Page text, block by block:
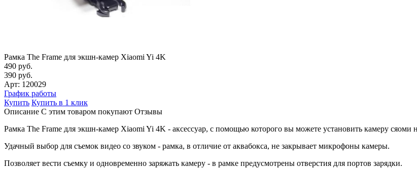
Рамка The Frame для экшн-камер Xiaomi Yi 4K
490 руб.
390 руб.
Арт: 120029
График работы
Купить Купить в 1 клик
Описание С этим товаром покупают Отзывы
Рамка The Frame для экшн-камер Xiaomi Yi 4K - аксессуар, с помощью которого вы можете установить камеру сяоми
Удачный выбор для съемок видео со звуком - рамка, в отличие от аквабокса, не закрывает микрофоны камеры.
Позволяет вести съемку и одновременно заряжать камеру - в рамке предусмотрены отверстия для портов зарядки.